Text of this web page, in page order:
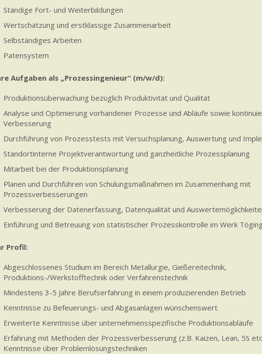
Ständige Fort- und Weiterbildungen
Wertschätzung und erstklassige Zusammenarbeit
Selbständiges Arbeiten
Patensystem
Aufgaben als „Prozessingenieur“ (m/w/d):
Produktionsüberwachung bezüglich Produktivität und Qualität
Analyse und Optimierung vorhandener Prozesse und Abläufe sowie
Verbesserung
Durchführung von Prozesstests mit Versuchsplanung, Auswertung und
Standortinterne Projektverantwortung und ganzheitliche Prozessplanung
Mitarbeit bei der Produktionsplanung
Planen und Durchführen von Schulungsmaßnahmen im Zusammenhang mit
Prozessverbesserungen
Verbesserung der Datenerfassung, Datenqualität und
Einführung und Betreuung von statistischer Prozesskontrolle im Werk Töging
Profil:
Abgeschlossenes Studium im Bereich Metallurgie, Gießereitechnik,
Produktions-/Werkstofftechnik oder Verfahrenstechnik
Mindestens 3-5 Jahre Berufserfahrung in einem produzierenden Betrieb
Kenntnisse zu Befeuerungs- und Abgasanlagen wünschenswert
Erweiterte Kenntnisse über unternehmensspezifische Produktionsabläufe
Erfahrung mit Methoden der Prozessverbesserung (z.B. Kaizen, Lean, 5S
Kenntnisse über Problemlösungstechniken